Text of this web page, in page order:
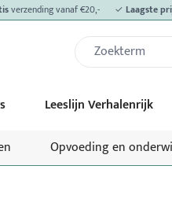
verzending vanaf €20,- ✓ Laagste
Leeslijn Verhalenrijk
Opvoeding en